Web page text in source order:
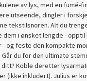
av lys, med en fumé-
utseende, dingler i
tekstilsnoren. Alt du
dem i ønsket lengde - opptil
- og feste den kompakte
du for den ultimate
ditt? Koble deretter
(ikke inkludert). Julius er